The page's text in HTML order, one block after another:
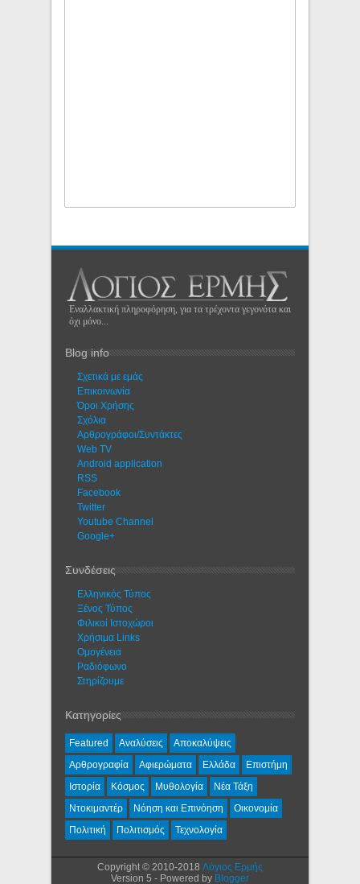
Εναλλακτική πληροφόρηση, για τα τρέχοντα γεγονότα και
όχι μόνο...
Blog info
Σχετικά με εμάς
Eπικοινωνία
Όροι Χρήσης
Σχόλια
Αρθρογράφοι/Συντάκτες
Web TV
Android application
RSS
Facebook
Twitter
Youtube Channel
Google+
Συνδέσεις
Ελληνικός Τύπος
Ξένος Τύπος
Φιλικοί Ιστοχώροι
Χρήσιμα Links
Ομογένεια
Ραδιόφωνο
Στηρίζουμε
Κατηγορίες
Featured Αναλύσεις
Αποκαλύψεις
Αρθρογραφία
Αφιερώματα Ελλάδα
Επιστήμη
Ιστορία
Κόσμος Μυθολογία
Νέα Τάξη
Ντοκιμαντέρ
Νόηση και Επινόηση
Οικονομία
Πολιτική
Πολιτισμός Τεχνολογία
Copyright © 2010-2018 Λόγιος Ερμής
Version 5 - Powered by Blogger